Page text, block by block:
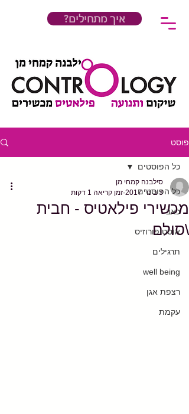
?איך מתחילים
פוסט
כל הפוסטים
כאב
אוסטופורוזיס
תרגילים
well being
רצפת אגן
עקמת
כל הפוסטים
מכשירי פילאטיס - חבית
\סולם
סילבנה קמחי מן
3 בינו׳ 2017
זמן קריאה 1 דקות